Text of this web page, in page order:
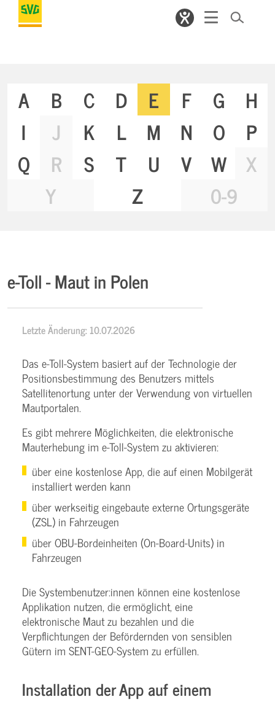
A B C D E F G
H
I
J K L M N O
P
Q
R S T U V W
X
Y
Z 0-9
e-Toll - Maut in Polen
Letzte Änderung: 10.07.2026
Das e-Toll-System basiert auf der Technologie der
Positionsbestimmung des Benutzers mittels
Satellitenortung unter der Verwendung von virtuellen
Mautportalen.
Es gibt mehrere Möglichkeiten, die elektronische
Mauterhebung im e-Toll-System zu aktivieren:
über eine kostenlose App, die auf einen Mobilgerät
installiert werden kann
über werkseitig eingebaute externe Ortungsgeräte
(ZSL) in Fahrzeugen
über OBU-Bordeinheiten (On-Board-Units) in
Fahrzeugen
Die Systembenutzer:innen können eine kostenlose
Applikation nutzen, die ermöglicht, eine
elektronische Maut zu bezahlen und die
Verpflichtungen der Befördernden von sensiblen
Gütern im SENT-GEO-System zu erfüllen.
Installation der App auf einem